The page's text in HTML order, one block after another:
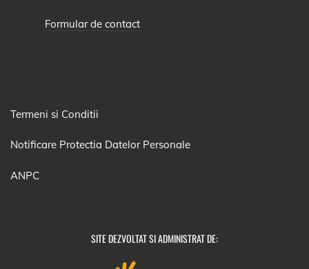
Formular de contact
Termeni si Conditii
Notificare Protectia Datelor Personale
ANPC
SITE DEZVOLTAT SI ADMINISTRAT DE: